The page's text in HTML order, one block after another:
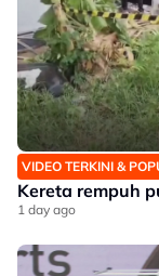
VIDEO TERKINI &
Kereta rempuh
1 day ago